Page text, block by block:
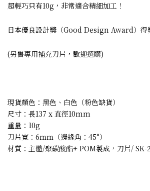
超輕巧只有10g，非常適合精細加工！
日本優良設計獎（Good Design Award）得
(另售專用補充刀片，歡迎選購)
現貨顏色：黑色、白色（粉色缺貨）
尺寸：長137 x 直徑10mm
重量：10g
刀片寬：6ｍｍ（邊緣角：45°）
材質：主體/聚碳酸酯+ POM製成，刀片/ SK-